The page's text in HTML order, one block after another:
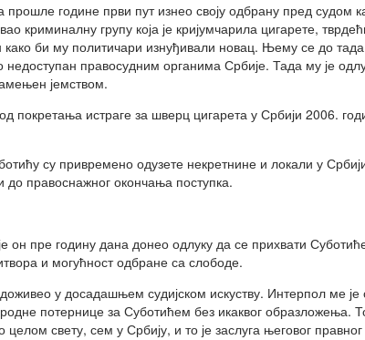
године први пут изнео своју одбрану пред судом
криминалну групу која је кријумчарила цигарете,
како би му политичари изнуђивали новац. Њему се до
недоступан правосудним органима Србије. Тада му је
јемством.
покретања истраге за шверц цигарета у Србији 2006.
су привремено одузете некретнине и локали у
до правоснажног окончања поступка.
он пре годину дана донео одлуку да се прихвати
и могућност одбране са слободе.
у досадашњем судијском искуству. Интерпол ме је
потернице за Суботићем без икаквог образложења.
свету, сем у Србију, и то је заслуга његовог